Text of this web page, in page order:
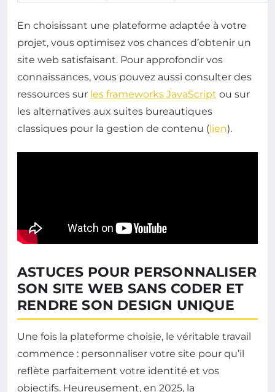
En choisissant une plateforme adaptée à votre
projet, vous optimisez vos chances d’obtenir un
site web satisfaisant. Pour approfondir vos
connaissances, vous pouvez aussi consulter des
ressources sur les frameworks JavaScript ou sur
les alternatives aux suites bureautiques
classiques pour la gestion de contenu (lien).
ASTUCES POUR PERSONNALISER
SON SITE WEB SANS CODER ET
RENDRE SON DESIGN UNIQUE
Une fois la plateforme choisie, le véritable travail
commence : personnaliser votre site pour qu’il
reflète parfaitement votre identité et vos
objectifs. Heureusement, en 2025, la